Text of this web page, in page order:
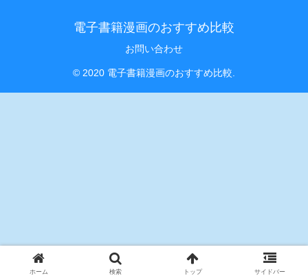
電子書籍漫画のおすすめ比較
お問い合わせ
© 2020 電子書籍漫画のおすすめ比較.
ホーム 検索 トップ サイドバー